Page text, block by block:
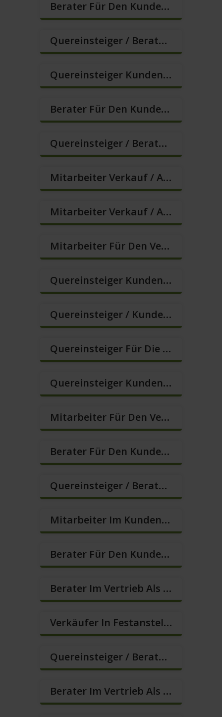
Berater Für Den Kundenservice In VZ/TZ (m/w/d)
Quereinsteiger / Berater Im Vertrieb (m/w/d)
Quereinsteiger Kundenberatung (Außendienst) (m/w/d)
Berater Für Den Kundenservice (m/w/d)
Quereinsteiger / Berater Im Vertrieb – Ab Sofort (m/w/d)
Mitarbeiter Verkauf / Außendienst (m/w/d)
Mitarbeiter Verkauf / Außendienst (m/w/d)
Mitarbeiter Für Den Verkauf In VZ/TZ (m/w/d)
Quereinsteiger Kundenberatung (Außendienst) (m/w/d)
Quereinsteiger / Kundenberatung (B2C) (m/w/d)
Quereinsteiger Für Die Kundenberatung (m/w/d)
Quereinsteiger Kundenberatung Im Außendienst (m/w/d)
Mitarbeiter Für Den Verkauf / Quereinsteiger (m/w/d)
Berater Für Den Kundenservice (m/w/d)
Quereinsteiger / Berater Im Vertrieb In VZ/TZ (m/w/d)
Mitarbeiter Im Kundenservice (Quereinstieg Möglich!) (m/w/d)
Berater Für Den Kundenservice / Beratung (m/w/d)
Berater Im Vertrieb Als Sofortanstellung (m/w/d)
Verkäufer In Festanstellung – Top Gehalt (m/w/d)
Quereinsteiger / Berater Im Vertrieb (Außendienst) (m/w/d)
Berater Im Vertrieb Als Sofortanstellung (m/w/d)